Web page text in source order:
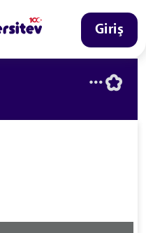
Giriş